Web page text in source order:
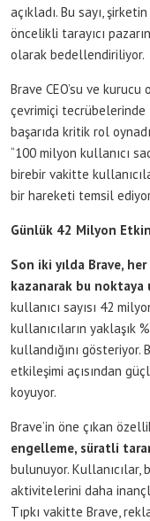
açıkladı. Bu sayı,
öncelikli tarayıcı
olarak bedellendiriliyor.
Brave CEO’su ve kurucu
çevrimiçi tecrübelerinde
başarıda kritik rol
“100 milyon kullanıcı
birebir vakitte
bir hareketi temsil
Günlük 42 Milyon Etkin
Son iki yılda Brave,
kazanarak bu noktaya
kullanıcı sayısı 42
kullanıcıların yaklaşık
kullandığını gösteriyor.
etkileşimi açısından
koyuyor.
Brave’in öne çıkan
engelleme, süratli
bulunuyor.
aktivitelerini daha
Tıpkı vakitte Brave,